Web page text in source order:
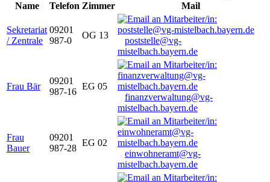
Name
Telefon Zimmer Mail
Sekretariat
/ Zentrale
09201
987-0
OG 13
poststelle@vg-
mistelbach.bayern.de
Frau Bär
09201
987-16
EG 05
finanzverwaltung@vg-
mistelbach.bayern.de
Frau
Bauer
09201
987-28
EG 02
einwohneramt@vg-
mistelbach.bayern.de